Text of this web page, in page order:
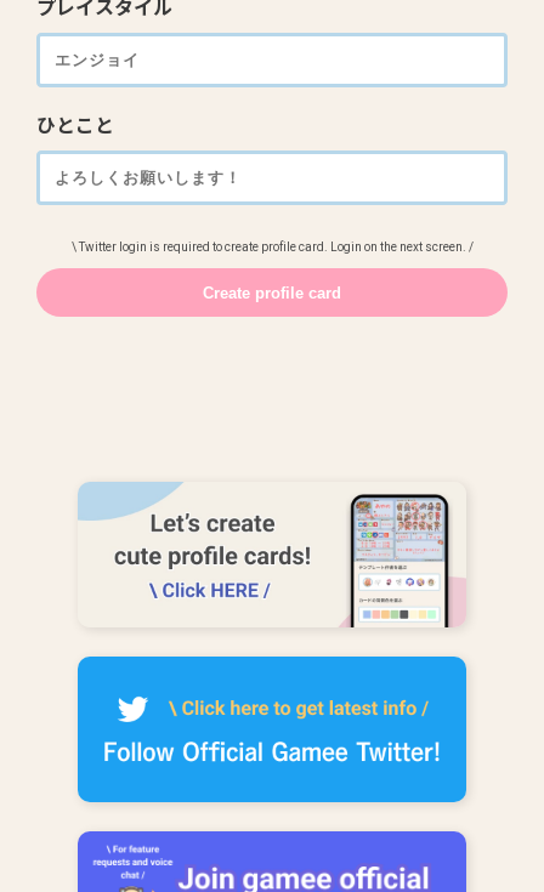
プレイスタイル
ひとこと
\ Twitter login is required to create profile card. Login on the next screen. /